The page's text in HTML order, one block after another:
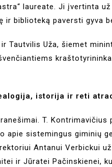
laureate. Ji įvertinta
ir biblioteką paversti gyva
Tautvilis Uža, šiemet
istorija ir reti
T.
apie sistemingus giminių
Antanui Verbickui
ir Jūratei Pačinskienei,